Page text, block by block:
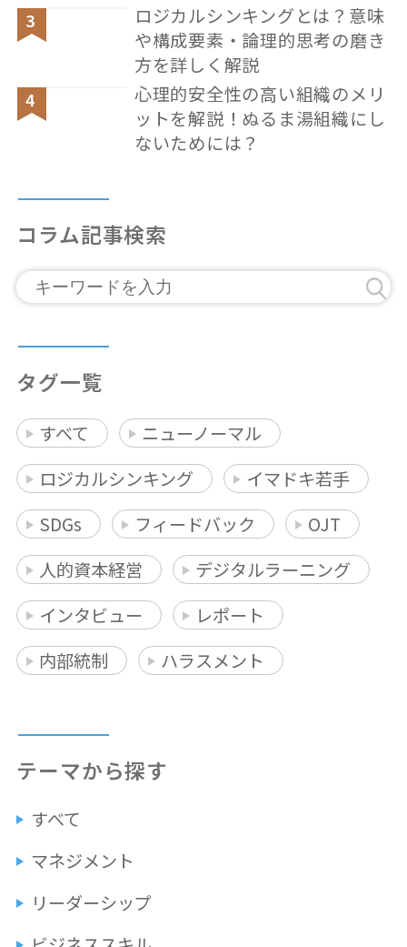
ロジカルシンキングとは？意味
や構成要素・論理的思考の磨き
方を詳しく解説
心理的安全性の高い組織のメリ
ットを解説！ぬるま湯組織にし
ないためには？
コラム記事検索
タグ一覧
すべて
ニューノーマル
ロジカルシンキング
イマドキ若手
SDGs
フィードバック
OJT
人的資本経営
デジタルラーニング
インタビュー
レポート
内部統制
ハラスメント
テーマから探す
すべて
マネジメント
リーダーシップ